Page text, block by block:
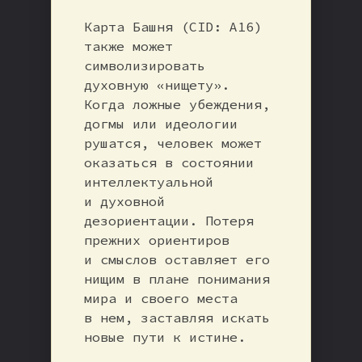
Карта Башня (CID: A16)
также может
символизировать
духовную «нищету».
Когда ложные убеждения,
догмы или идеологии
рушатся, человек может
оказаться в состоянии
интеллектуальной
и духовной
дезориентации. Потеря
прежних ориентиров
и смыслов оставляет его
нищим в плане понимания
мира и своего места
в нем, заставляя искать
новые пути к истине.